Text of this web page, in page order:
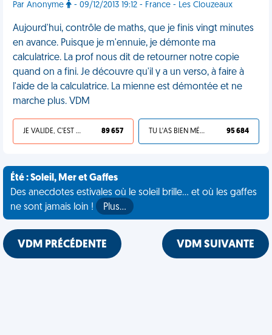
Par Anonyme - 09/12/2013 19:12 - France - Les Clouzeaux
Aujourd'hui, contrôle de maths, que je finis vingt minutes
en avance. Puisque je m'ennuie, je démonte ma
calculatrice. La prof nous dit de retourner notre copie
quand on a fini. Je découvre qu'il y a un verso, à faire à
l'aide de la calculatrice. La mienne est démontée et ne
marche plus. VDM
JE VALIDE, C'EST UNE VDM 89 657 TU L'AS BIEN MÉRITÉ 95 684
Été : Soleil, Mer et Gaffes
Des anecdotes estivales où le soleil brille... et où les gaffes
ne sont jamais loin !
Plus…
VDM PRÉCÉDENTE VDM SUIVANTE